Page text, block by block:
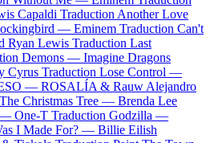
Capaldi Traduction Another Love
— Eminem Traduction Can't
Ryan Lewis Traduction Last
Demons — Imagine Dragons
Cyrus Traduction Lose Control —
— ROSALÍA & Rauw Alejandro
Christmas Tree — Brenda Lee
— One-T Traduction Godzilla —
I Made For? — Billie Eilish